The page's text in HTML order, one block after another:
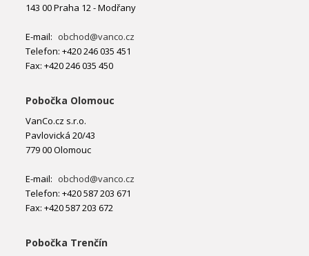
143 00 Praha 12 - Modřany
E-mail: obchod@vanco.cz
Telefon: +420 246 035 451
Fax: +420 246 035 450
Pobočka Olomouc
VanCo.cz s.r.o.
Pavlovická 20/43
779 00 Olomouc
E-mail: obchod@vanco.cz
Telefon: +420 587 203 671
Fax: +420 587 203 672
Pobočka Trenčín